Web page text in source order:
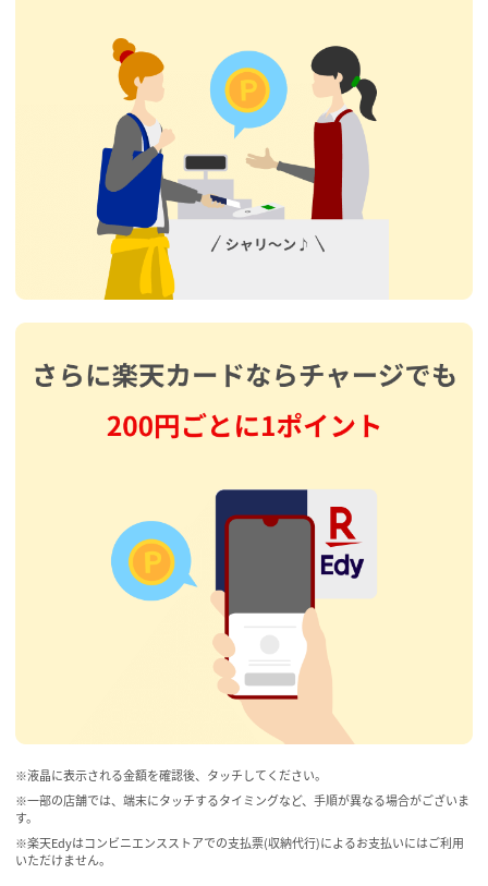
※液晶に表示される金額を確認後、タッチしてください。
※一部の店舗では、端末にタッチするタイミングなど、手順が異なる場合がございま
す。
※楽天Edyはコンビニエンスストアでの支払票(収納代行)によるお支払いにはご利用
いただけません。